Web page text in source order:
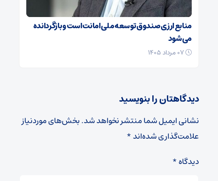
منابع ارزی صندوق توسعه ملی امانت است و بازگردانده
می‌شود
دیدگاهتان را بنویسید
نشانی ایمیل شما منتشر نخواهد شد.بخش‌های موردنیاز
علامت‌گذاری شده‌اند*
دیدگاه*